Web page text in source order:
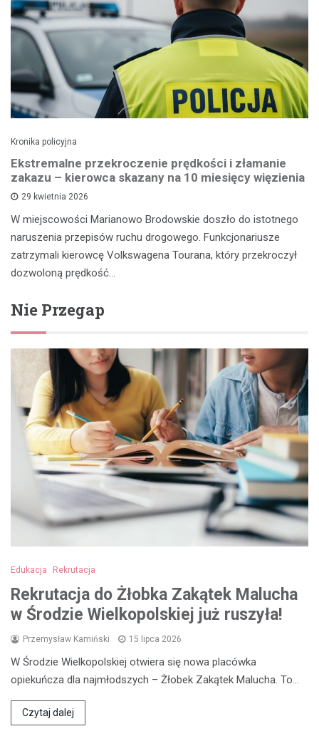
Kronika policyjna
Ekstremalne przekroczenie prędkości i złamanie
zakazu – kierowca skazany na 10 miesięcy więzienia
29 kwietnia 2026
W miejscowości Marianowo Brodowskie doszło do istotnego
naruszenia przepisów ruchu drogowego. Funkcjonariusze
zatrzymali kierowcę Volkswagena Tourana, który przekroczył
dozwoloną prędkość…
Nie Przegap
Edukacja Rekrutacja
Rekrutacja do Żłobka Zakątek Malucha
w Środzie Wielkopolskiej już ruszyła!
Przemysław Kamiński 15 lipca 2026
W Środzie Wielkopolskiej otwiera się nowa placówka
opiekuńcza dla najmłodszych – Żłobek Zakątek Malucha. To…
Czytaj dalej